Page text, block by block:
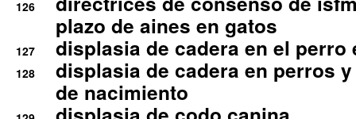
126
plazo de aines en gatos
127 displasia de cadera en el perro
128
displasia de cadera en perros
de nacimiento